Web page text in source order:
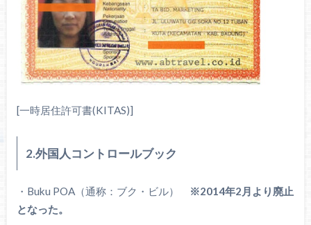
[一時居住許可書(KITAS)]
2.外国人コントロールブック
・Buku POA（通称：ブク・ビル）
※2014年2月より廃止
となった。